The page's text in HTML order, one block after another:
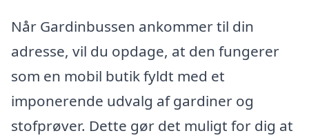
Når Gardinbussen ankommer til din
adresse, vil du opdage, at den fungerer
som en mobil butik fyldt med et
imponerende udvalg af gardiner og
stofprøver. Dette gør det muligt for dig at